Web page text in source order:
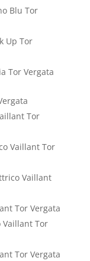
Blu Tor
Up Tor
Tor Vergata
Tor
Vaillant Tor
Vaillant
Tor Vergata
Vaillant Tor
Tor Vergata